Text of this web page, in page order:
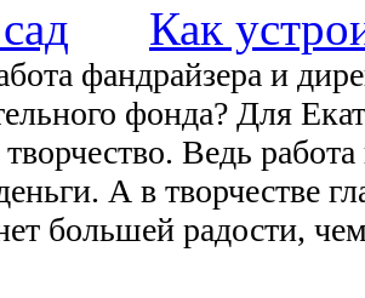
Как
фандрайзера и
фонда? Для
Ведь
А в творчестве
большей радости,